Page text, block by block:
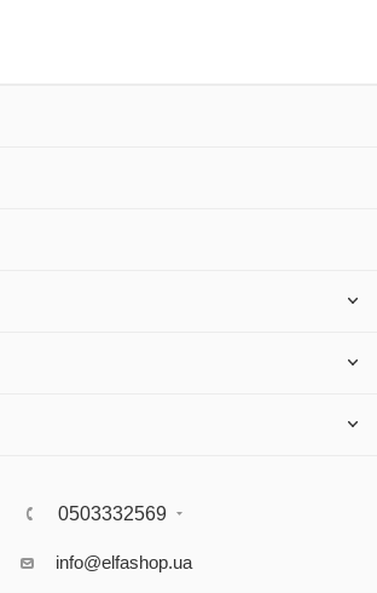
0503332569
info@elfashop.ua